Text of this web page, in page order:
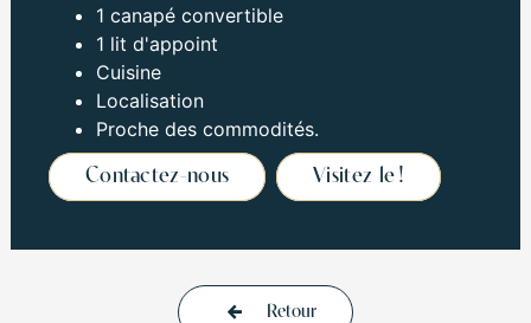
1 canapé convertible
1 lit d'appoint
Cuisine
Localisation
Proche des commodités.
Contactez-nous Visitez le !
Retour